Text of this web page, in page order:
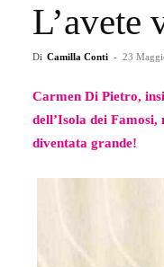
L’avete
Di Camilla Conti - 23
Carmen Di Pietro,
dell’Isola dei
diventata grande!